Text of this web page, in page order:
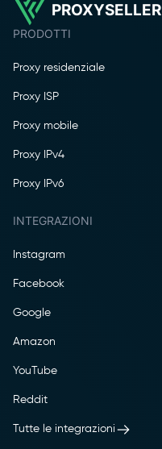
PROXYSELLER
PRODOTTI
Proxy residenziale
Proxy ISP
Proxy mobile
Proxy IPv4
Proxy IPv6
INTEGRAZIONI
Instagram
Facebook
Google
Amazon
YouTube
Reddit
Tutte le integrazioni